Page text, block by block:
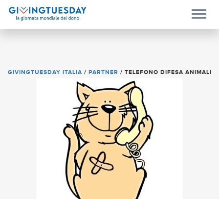
GIVINGTUESDAY ITALIA / PARTNER / TELEFONO DIFESA ANIMALI